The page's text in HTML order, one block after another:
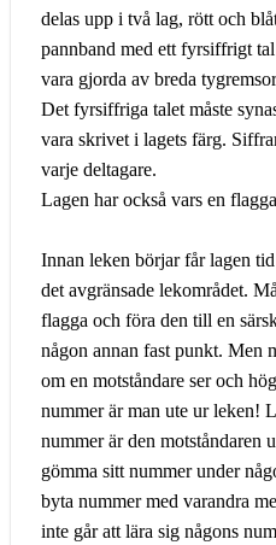
delas upp i två lag, rött och
pannband med ett fyrsiffrigt
vara gjorda av breda
Det fyrsiffriga talet måste
vara skrivet i lagets färg.
varje deltagare.
Lagen har också vars en
Innan leken börjar får lagen
det avgränsade lekområdet.
flagga och föra den till en
någon annan fast punkt. Men
om en motståndare ser och
nummer är man ute ur leken!
nummer är den motståndaren
gömma sitt nummer under
byta nummer med varandra
inte går att lära sig någons